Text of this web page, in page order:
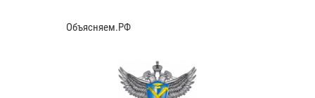
Объясняем.РФ